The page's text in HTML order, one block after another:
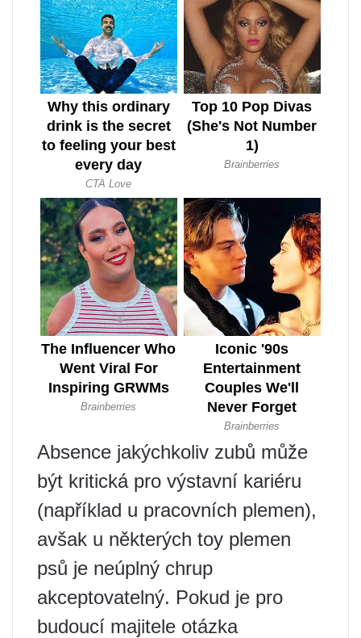
Absence jakýchkoliv zubů může
být kritická pro výstavní kariéru
(například u pracovních plemen),
avšak u některých toy plemen
psů je neúplný chrup
akceptovatelný. Pokud je pro
budoucí majitele otázka